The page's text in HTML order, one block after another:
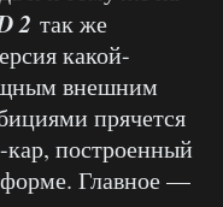
2 так же
какой-
внешним
прячется
построенный
Главное —